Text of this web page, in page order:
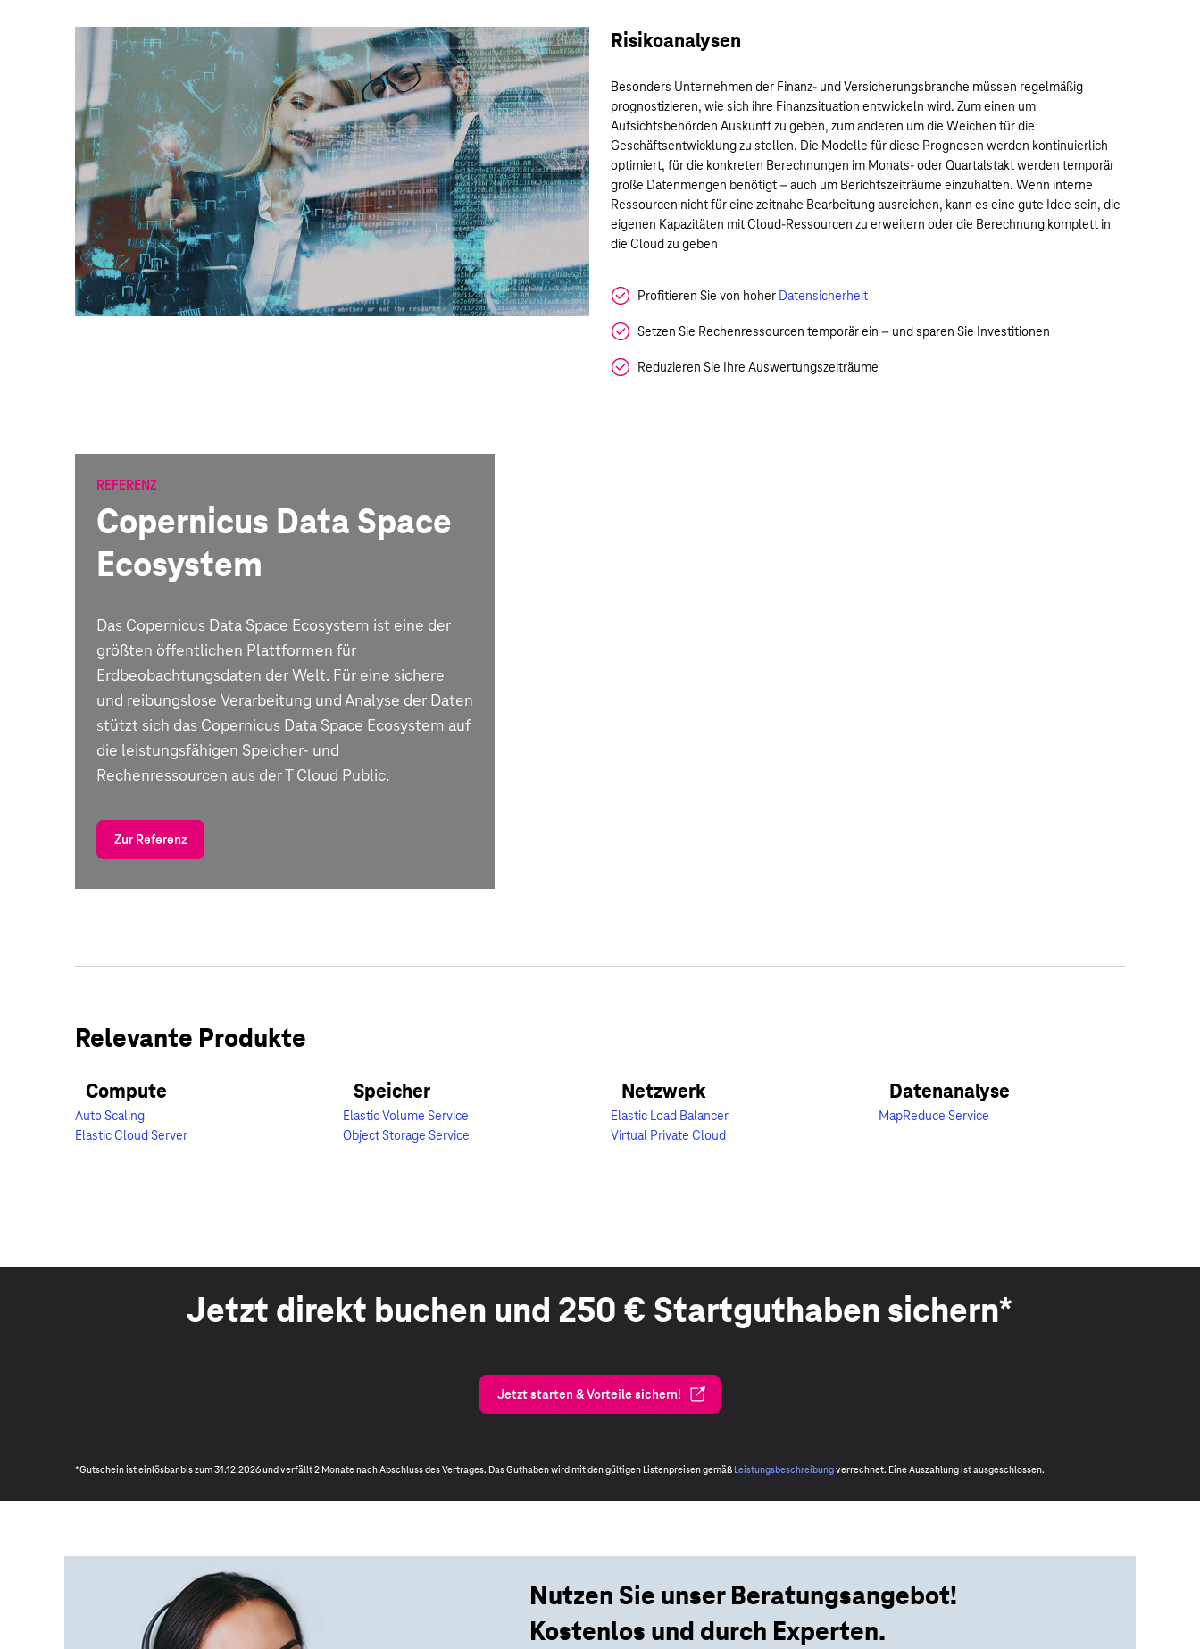
Risikoanalysen
Besonders Unternehmen der Finanz- und Versicherungsbranche müssen regelmäßig
prognostizieren, wie sich ihre Finanzsituation entwickeln wird. Zum einen um
Aufsichtsbehörden Auskunft zu geben, zum anderen um die Weichen für die
Geschäftsentwicklung zu stellen. Die Modelle für diese Prognosen werden kontinuierlich
optimiert, für die konkreten Berechnungen im Monats- oder Quartalstakt werden temporär
große Datenmengen benötigt – auch um Berichtszeiträume einzuhalten. Wenn interne
Ressourcen nicht für eine zeitnahe Bearbeitung ausreichen, kann es eine gute Idee sein, die
eigenen Kapazitäten mit Cloud-Ressourcen zu erweitern oder die Berechnung komplett in
die Cloud zu geben
Profitieren Sie von hoher Datensicherheit
Setzen Sie Rechenressourcen temporär ein – und sparen Sie Investitionen
Reduzieren Sie Ihre Auswertungszeiträume
REFERENZ
Copernicus Data Space
Ecosystem
Das Copernicus Data Space Ecosystem ist eine der
größten öffentlichen Plattformen für
Erdbeobachtungsdaten der Welt. Für eine sichere
und reibungslose Verarbeitung und Analyse der Daten
stützt sich das Copernicus Data Space Ecosystem auf
die leistungsfähigen Speicher- und
Rechenressourcen aus der T Cloud Public.
Zur Referenz
Relevante Produkte
Compute
Auto Scaling
Elastic Cloud Server
Speicher
Elastic Volume Service
Object Storage Service
Netzwerk
Elastic Load Balancer
Virtual Private Cloud
Datenanalyse
MapReduce Service
Jetzt direkt buchen und 250 € Startguthaben sichern*
Jetzt starten & Vorteile sichern!
*Gutschein ist einlösbar bis zum 31.12.2026 und verfällt 2 Monate nach Abschluss des Vertrages. Das Guthaben wird mit den gültigen Listenpreisen gemäß Leistungsbeschreibungverrechnet. Eine Auszahlung ist ausgeschlossen.
Nutzen Sie unser Beratungsangebot!
Kostenlos und durch Experten.